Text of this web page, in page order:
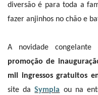
diversão é para toda a
fazer anjinhos no chão e
A novidade
promoção de
mil ingressos gratuitos
site daSympla ou na